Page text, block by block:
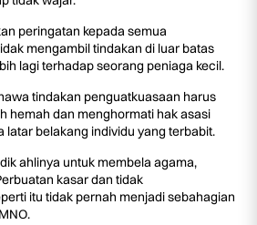
peringatan kepada semua
mengambil tindakan di luar batas
lagi terhadap seorang peniaga kecil.
tindakan penguatkuasaan harus
hemah dan menghormati hak asasi
latar belakang individu yang terbabit.
ahlinya untuk membela agama,
kasar dan tidak
itu tidak pernah menjadi sebahagian